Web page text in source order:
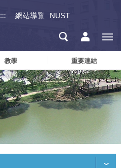
::: 網站導覽 NUST
教學 重要連結